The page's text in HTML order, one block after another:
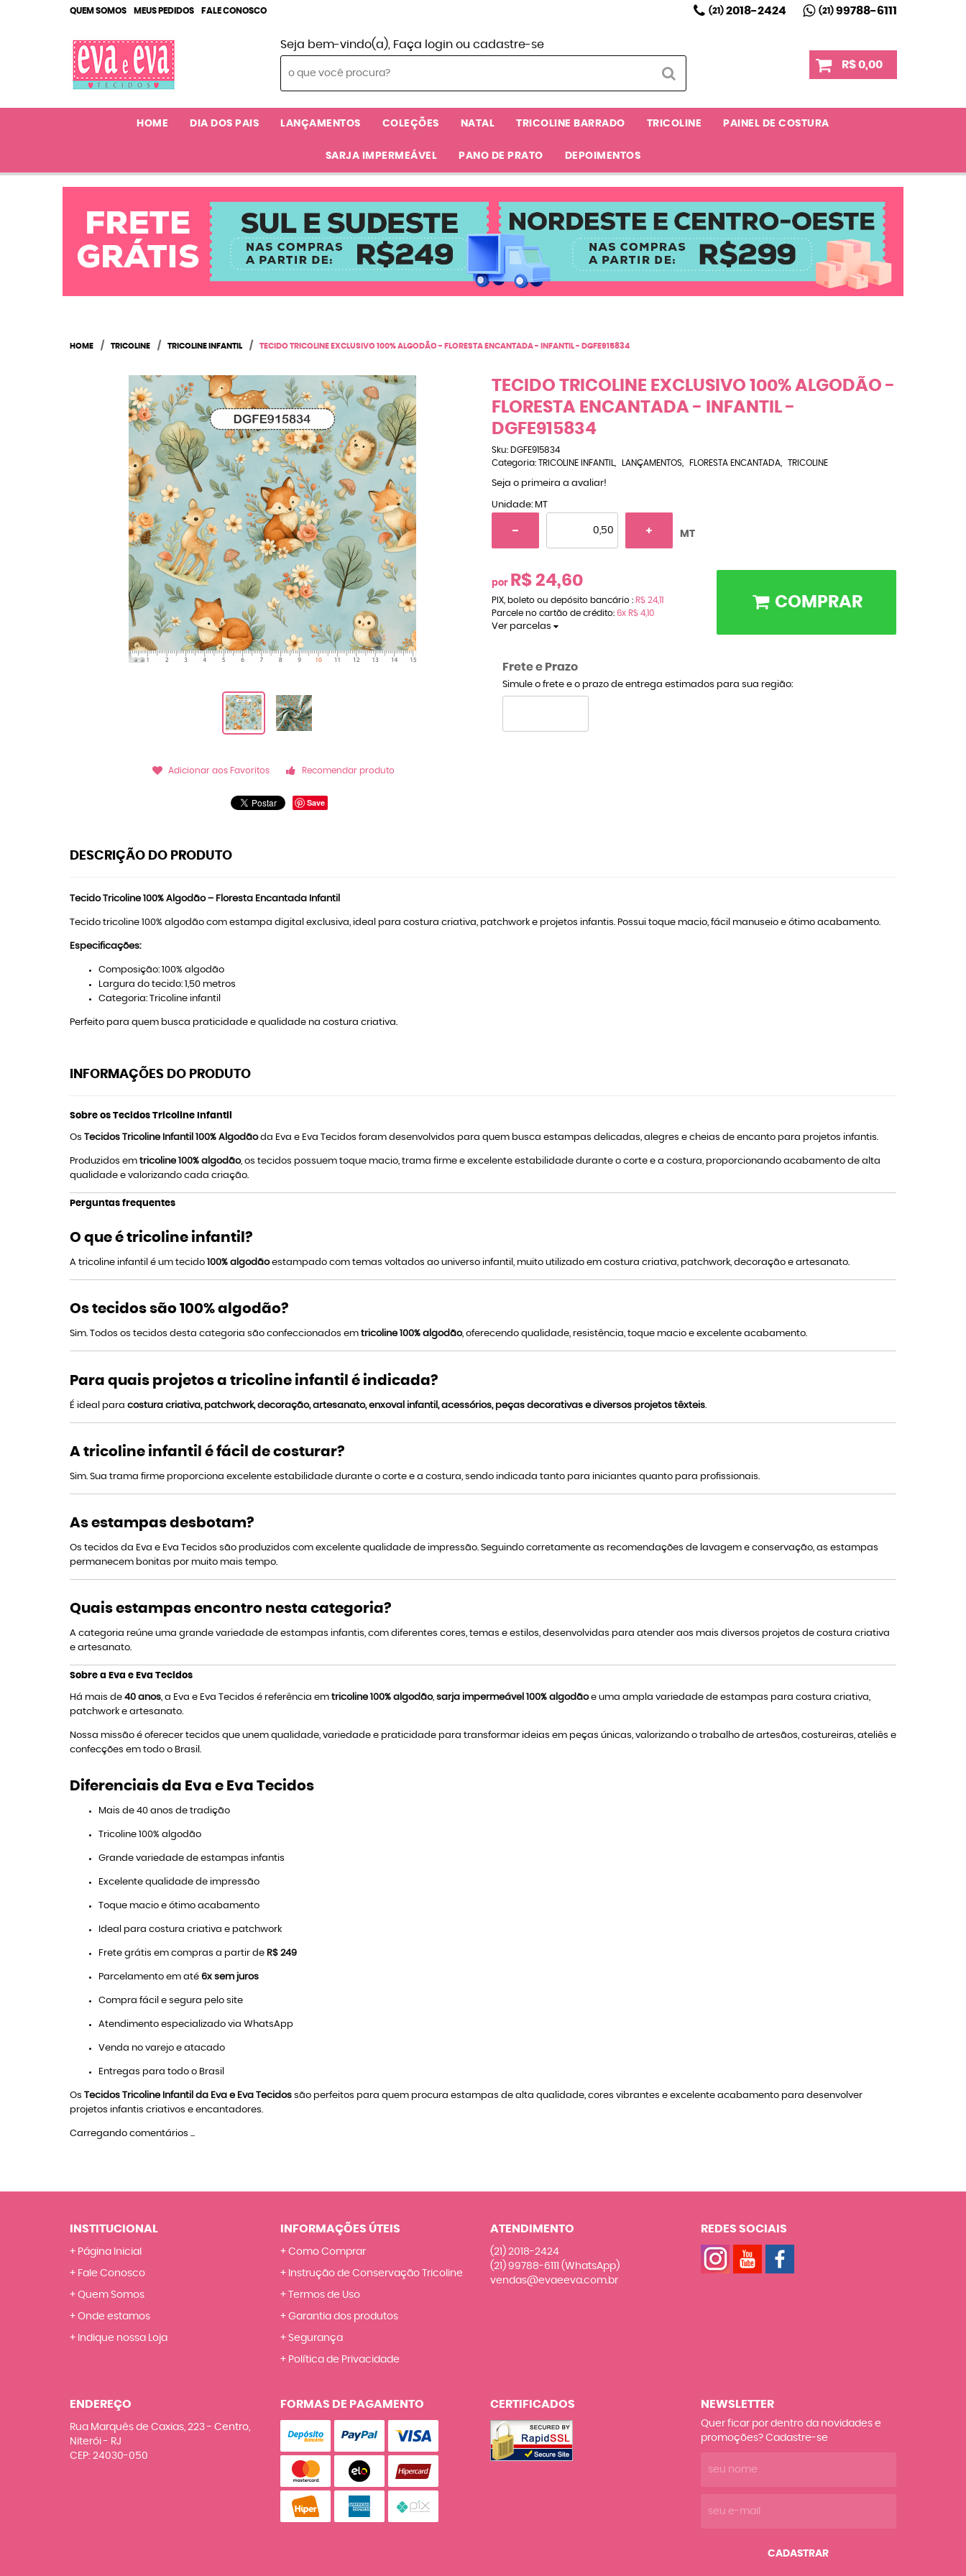
QUEM SOMOS MEUS PEDIDOS FALE CONOSCO (21)2018-2424 (21)99788-6111
Seja bem-vindo(a), Faça login ou cadastre-se
R$ 0,00
HOME DIA DOS PAIS LANÇAMENTOS COLEÇÕES NATAL TRICOLINE BARRADO TRICOLINE PAINEL DE COSTURA
SARJA IMPERMEÁVEL PANO DE PRATO DEPOIMENTOS
HOME TRICOLINE TRICOLINE INFANTIL TECIDO TRICOLINE EXCLUSIVO 100% ALGODÃO - FLORESTA ENCANTADA - INFANTIL - DGFE915834
Adicionar aos Favoritos Recomendar produto
Save
TECIDO TRICOLINE EXCLUSIVO 100% ALGODÃO -
FLORESTA ENCANTADA - INFANTIL -
DGFE915834
Sku: DGFE915834
Categoria:
TRICOLINE INFANTIL LANÇAMENTOS FLORESTA ENCANTADA TRICOLINE
Seja o primeira a avaliar!
Unidade: MT
MT
por R$ 24,60
PIX, boleto ou depósito bancário : R$ 24,11
Parcele no cartão de crédito: 6x R$ 4,10
Ver parcelas
COMPRAR
Frete e Prazo
Simule o frete e o prazo de entrega estimados para sua região:
DESCRIÇÃO DO PRODUTO
Tecido Tricoline 100% Algodão – Floresta Encantada Infantil
Tecido tricoline 100% algodão com estampa digital exclusiva, ideal para costura criativa, patchwork e projetos infantis. Possui toque macio, fácil manuseio e ótimo acabamento.
Especificações:
Composição: 100% algodão
Largura do tecido: 1,50 metros
Categoria: Tricoline infantil
Perfeito para quem busca praticidade e qualidade na costura criativa.
INFORMAÇÕES DO PRODUTO
Sobre os Tecidos Tricoline Infantil
Os Tecidos Tricoline Infantil 100% Algodãoda Eva e Eva Tecidos foram desenvolvidos para quem busca estampas delicadas, alegres e cheias de encanto para projetos infantis.
Produzidos em tricoline 100% algodão, os tecidos possuem toque macio, trama firme e excelente estabilidade durante o corte e a costura, proporcionando acabamento de alta
qualidade e valorizando cada criação.
Perguntas frequentes
O que é tricoline infantil?
A tricoline infantil é um tecido 100% algodãoestampado com temas voltados ao universo infantil, muito utilizado em costura criativa, patchwork, decoração e artesanato.
Os tecidos são 100% algodão?
Sim. Todos os tecidos desta categoria são confeccionados em tricoline 100% algodão, oferecendo qualidade, resistência, toque macio e excelente acabamento.
Para quais projetos a tricoline infantil é indicada?
É ideal para costura criativa, patchwork, decoração, artesanato, enxoval infantil, acessórios, peças decorativas e diversos projetos têxteis
A tricoline infantil é fácil de costurar?
Sim. Sua trama firme proporciona excelente estabilidade durante o corte e a costura, sendo indicada tanto para iniciantes quanto para profissionais.
As estampas desbotam?
Os tecidos da Eva e Eva Tecidos são produzidos com excelente qualidade de impressão. Seguindo corretamente as recomendações de lavagem e conservação, as estampas
permanecem bonitas por muito mais tempo.
Quais estampas encontro nesta categoria?
A categoria reúne uma grande variedade de estampas infantis, com diferentes cores, temas e estilos, desenvolvidas para atender aos mais diversos projetos de costura criativa
e artesanato.
Sobre a Eva e Eva Tecidos
Há mais de 40 anos, a Eva e Eva Tecidos é referência em tricoline 100% algodão, sarja impermeável 100% algodãoe uma ampla variedade de estampas para costura criativa,
patchwork e artesanato.
Nossa missão é oferecer tecidos que unem qualidade, variedade e praticidade para transformar ideias em peças únicas, valorizando o trabalho de artesãos, costureiras, ateliês e
confecções em todo o Brasil.
Diferenciais da Eva e Eva Tecidos
Mais de 40 anos de tradição
Tricoline 100% algodão
Grande variedade de estampas infantis
Excelente qualidade de impressão
Toque macio e ótimo acabamento
Ideal para costura criativa e patchwork
Frete grátis em compras a partir de R$ 249
Parcelamento em até 6x sem juros
Compra fácil e segura pelo site
Atendimento especializado via WhatsApp
Venda no varejo e atacado
Entregas para todo o Brasil
Os Tecidos Tricoline Infantil da Eva e Eva Tecidos são perfeitos para quem procura estampas de alta qualidade, cores vibrantes e excelente acabamento para desenvolver
projetos infantis criativos e encantadores.
Carregando comentários ...
INSTITUCIONAL
Página Inicial
Fale Conosco
Quem Somos
Onde estamos
Indique nossa Loja
INFORMAÇÕES ÚTEIS
Como Comprar
Instrução de Conservação Tricoline
Termos de Uso
Garantia dos produtos
Segurança
Política de Privacidade
ATENDIMENTO
(21) 2018-2424
(21) 99788-6111 (WhatsApp)
vendas@evaeeva.com.br
REDES SOCIAIS
ENDEREÇO
Rua Marquês de Caxias, 223- Centro,
Niterói- RJ
CEP: 24030-050
FORMAS DE PAGAMENTO CERTIFICADOS NEWSLETTER
Quer ficar por dentro da novidades e
promoções? Cadastre-se
CADASTRAR